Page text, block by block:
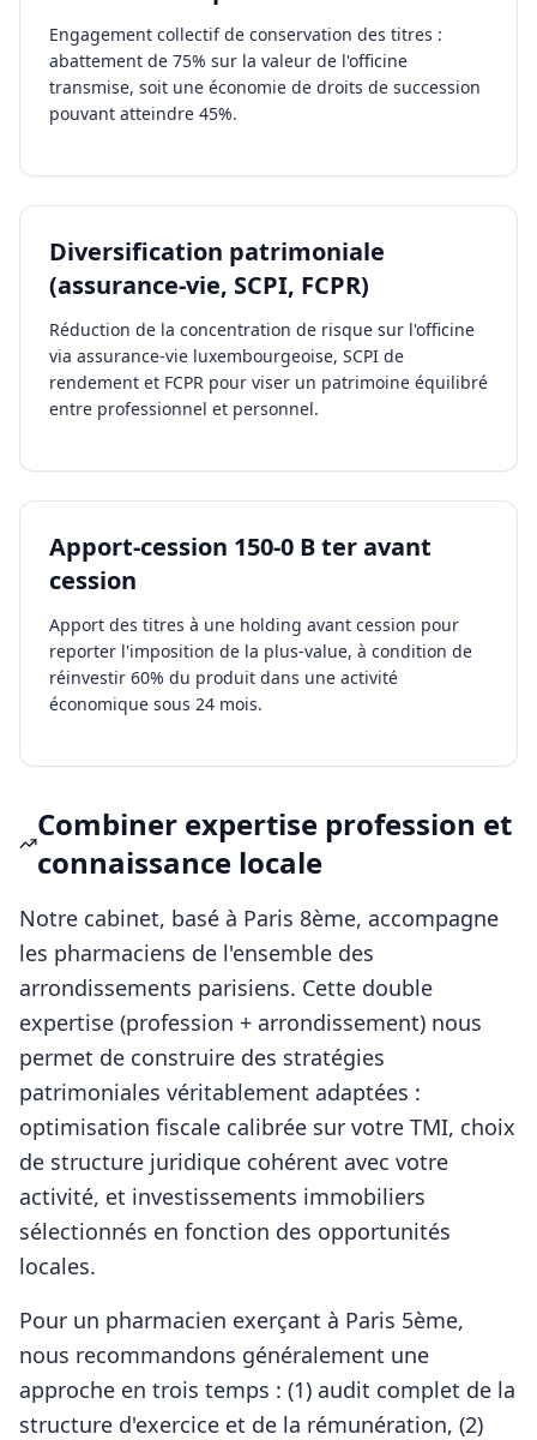
Engagement collectif de conservation des titres :
abattement de 75% sur la valeur de l'officine
transmise, soit une économie de droits de succession
pouvant atteindre 45%.
Diversification patrimoniale
(assurance-vie, SCPI, FCPR)
Réduction de la concentration de risque sur l'officine
via assurance-vie luxembourgeoise, SCPI de
rendement et FCPR pour viser un patrimoine équilibré
entre professionnel et personnel.
Apport-cession 150-0 B ter avant
cession
Apport des titres à une holding avant cession pour
reporter l'imposition de la plus-value, à condition de
réinvestir 60% du produit dans une activité
économique sous 24 mois.
Combiner expertise profession et
connaissance locale
Notre cabinet, basé à Paris 8ème, accompagne
les pharmaciens de l'ensemble des
arrondissements parisiens. Cette double
expertise (profession + arrondissement) nous
permet de construire des stratégies
patrimoniales véritablement adaptées :
optimisation fiscale calibrée sur votre TMI, choix
de structure juridique cohérent avec votre
activité, et investissements immobiliers
sélectionnés en fonction des opportunités
locales.
Pour un pharmacien exerçant à Paris 5ème,
nous recommandons généralement une
approche en trois temps : (1) audit complet de la
structure d'exercice et de la rémunération, (2)